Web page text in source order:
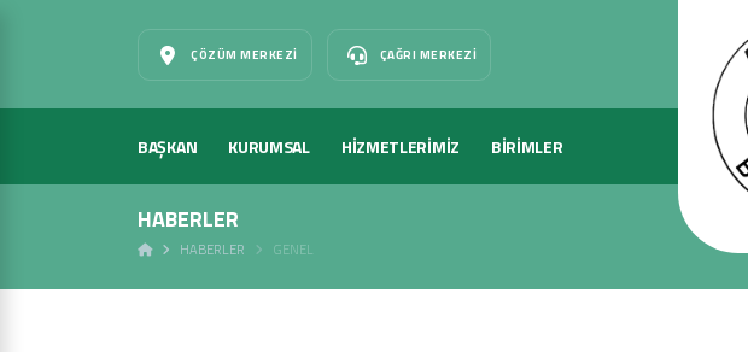
ÇÖZÜM MERKEZI ÇAĞRI MERKEZI
BAŞKAN KURUMSAL HİZMETLERİMİZ BİRİMLER
HABERLER
HABERLER GENEL